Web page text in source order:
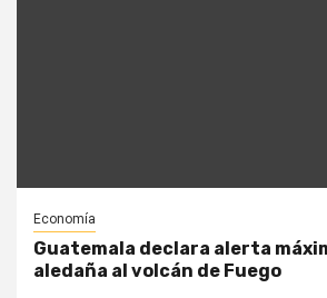
Economía
Guatemala declara alerta
aledaña al volcán de Fuego